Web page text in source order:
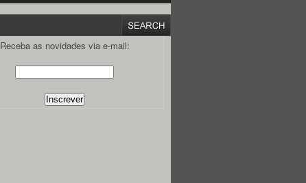
Receba as novidades via e-mail: